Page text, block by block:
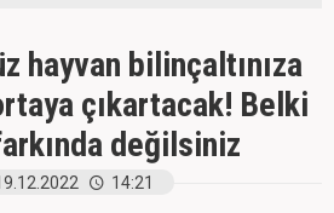
hayvan bilinçaltınıza
çıkartacak! Belki
değilsiniz
14:21